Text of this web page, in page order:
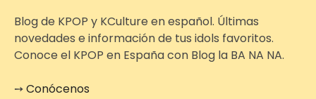
Blog de KPOP y KCulture en español. Últimas
novedades e información de tus idols favoritos.
Conoce el KPOP en España con Blog la BA NA NA.
➙Conócenos